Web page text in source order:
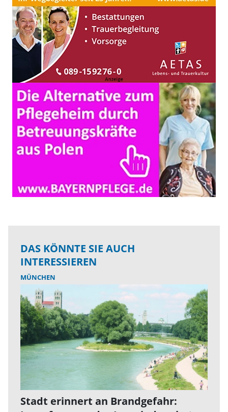
DAS KÖNNTE SIE AUCH
INTERESSIEREN
MÜNCHEN
Stadt erinnert an Brandgefahr: